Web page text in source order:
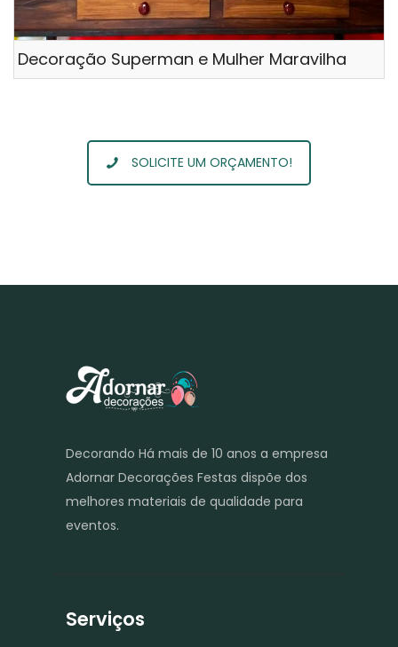
Decoração Superman e Mulher Maravilha
SOLICITE UM ORÇAMENTO!
Decorando Há mais de 10 anos a empresa
Adornar Decorações Festas dispõe dos
melhores materiais de qualidade para
eventos.
Serviços